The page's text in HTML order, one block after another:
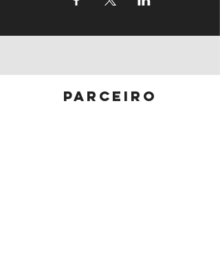
parceiro